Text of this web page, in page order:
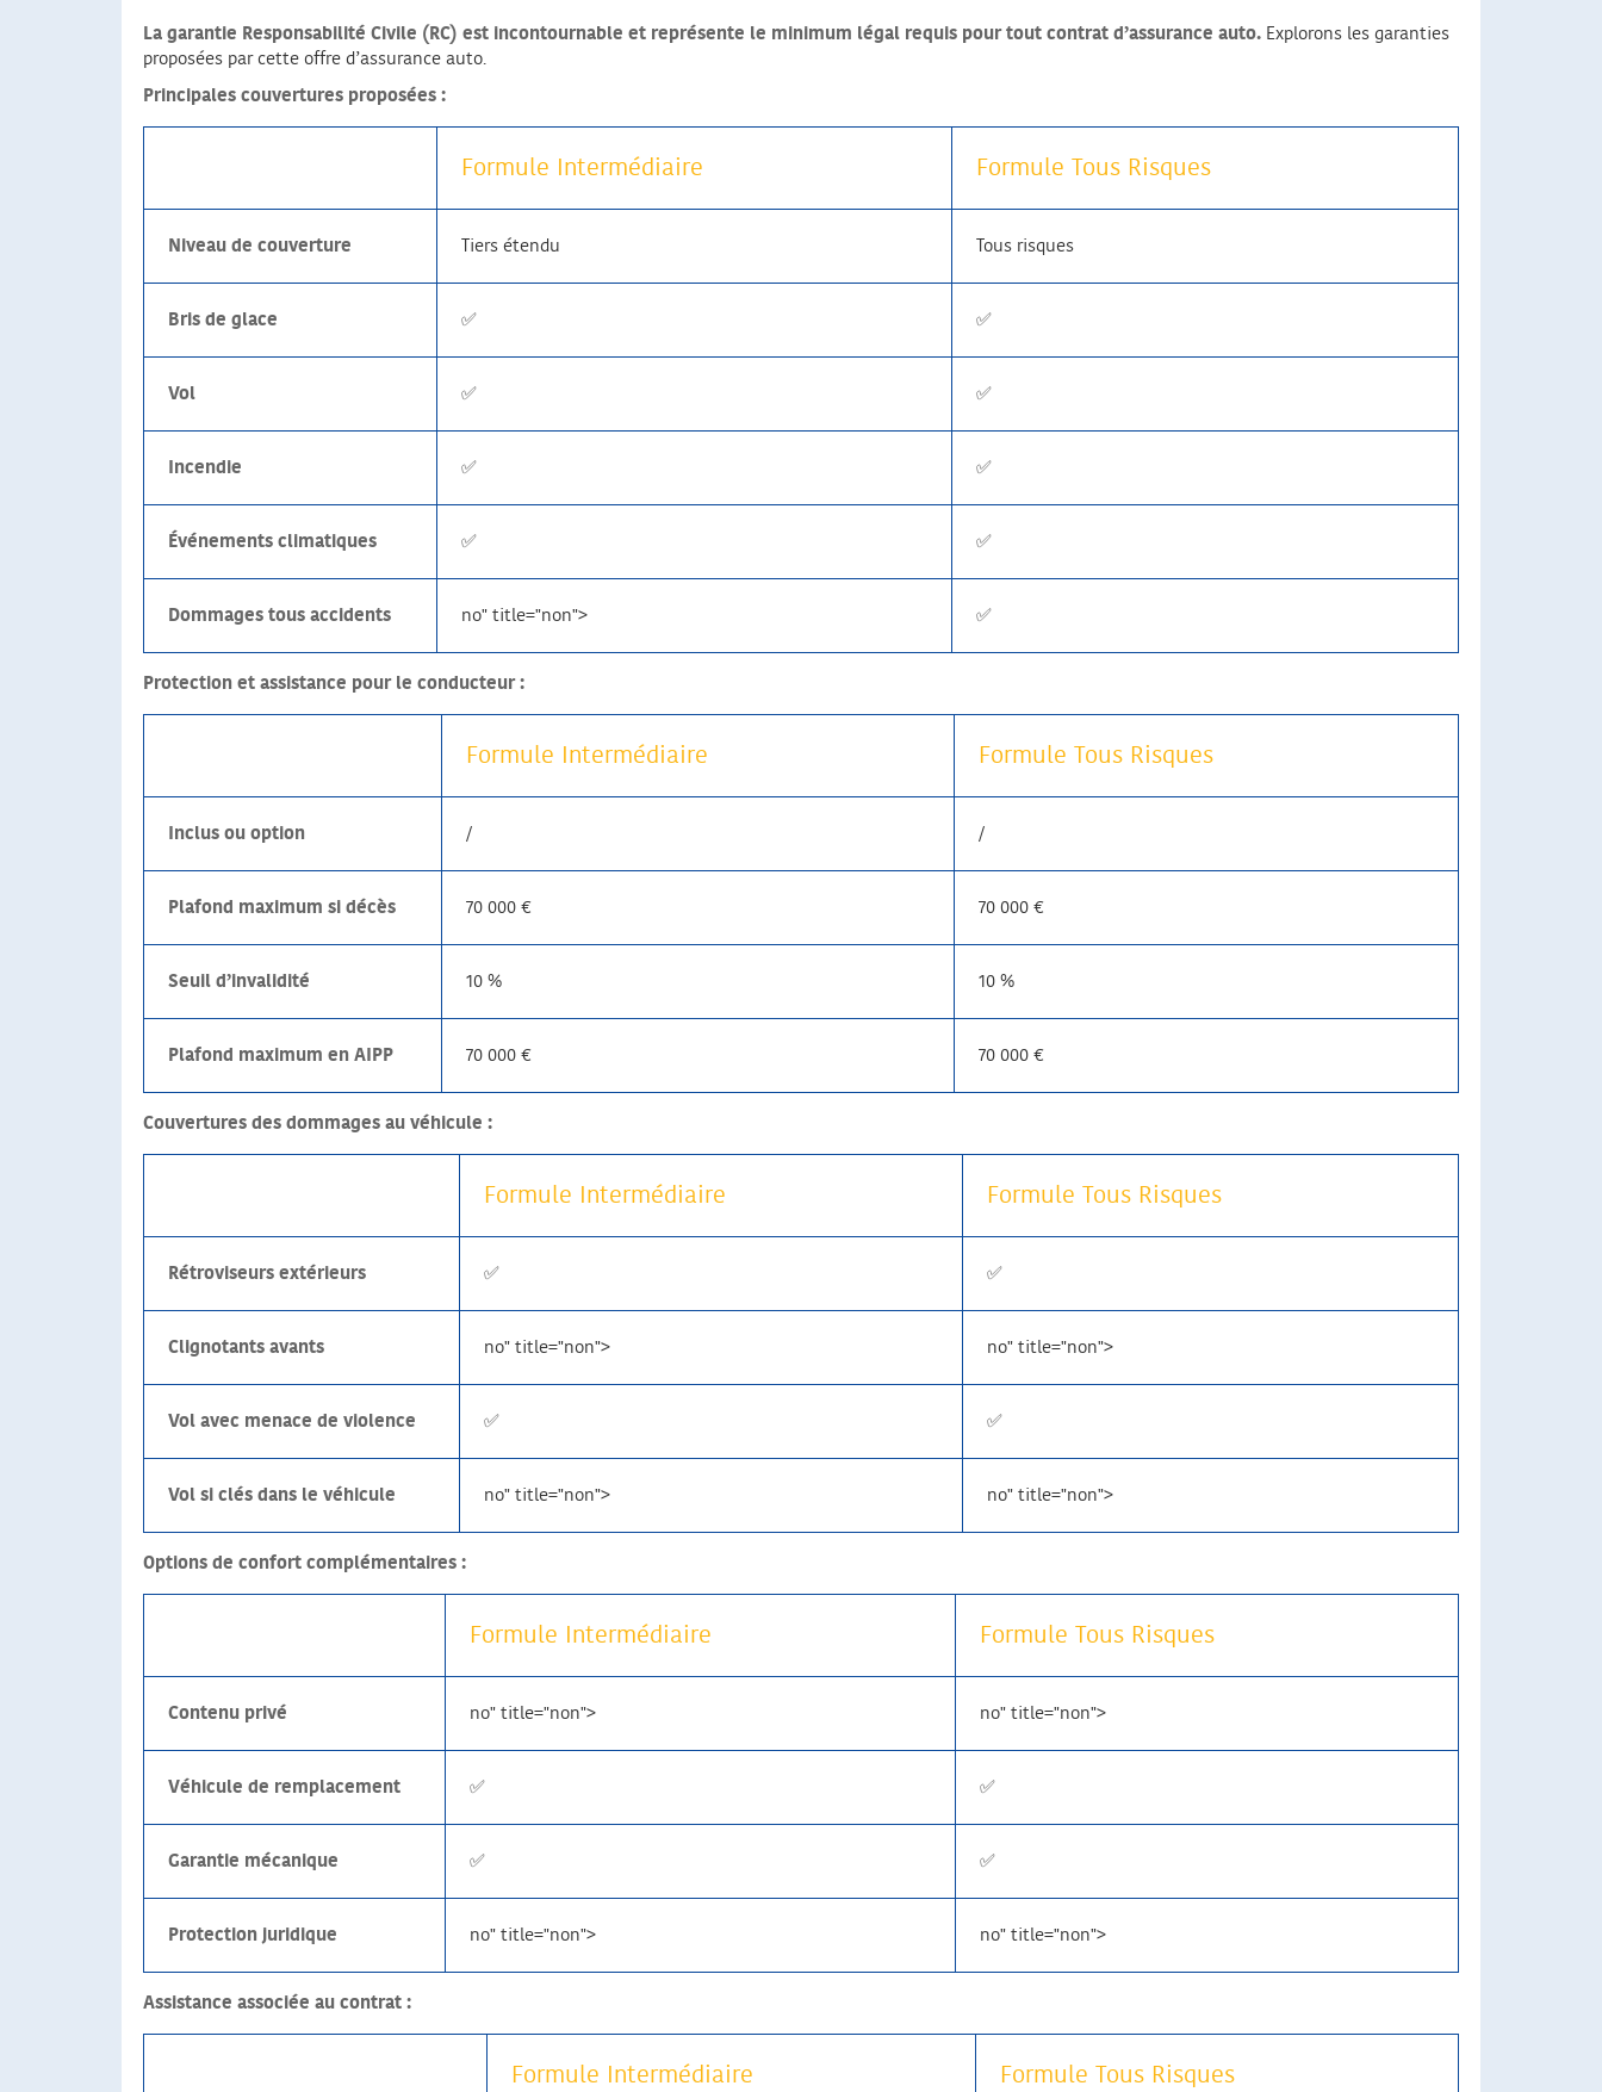
La garantie Responsabilité Civile (RC) est incontournable et représente le minimum légal requis pour tout contrat d’assurance auto. Explorons les garanties
proposées par cette offre d’assurance auto.
Principales couvertures proposées :
Formule Intermédiaire Formule Tous Risques
Niveau de couverture Tiers étendu Tous risques
Bris de glace ✅ ✅
Vol ✅ ✅
Incendie ✅ ✅
Événements climatiques ✅ ✅
Dommages tous accidents no" title="non"> ✅
Protection et assistance pour le conducteur :
Formule Intermédiaire Formule Tous Risques
Inclus ou option / /
Plafond maximum si décès 70 000 € 70 000 €
Seuil d’invalidité 10 % 10 %
Plafond maximum en AIPP 70 000 € 70 000 €
Couvertures des dommages au véhicule :
Formule Intermédiaire Formule Tous Risques
Rétroviseurs extérieurs ✅ ✅
Clignotants avants no" title="non"> no" title="non">
Vol avec menace de violence ✅ ✅
Vol si clés dans le véhicule no" title="non"> no" title="non">
Options de confort complémentaires :
Formule Intermédiaire Formule Tous Risques
Contenu privé no" title="non"> no" title="non">
Véhicule de remplacement ✅ ✅
Garantie mécanique ✅ ✅
Protection juridique no" title="non"> no" title="non">
Assistance associée au contrat :
Formule Intermédiaire Formule Tous Risques